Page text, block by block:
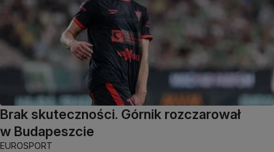
Brak skuteczności. Górnik rozczarował
w Budapeszcie
EUROSPORT